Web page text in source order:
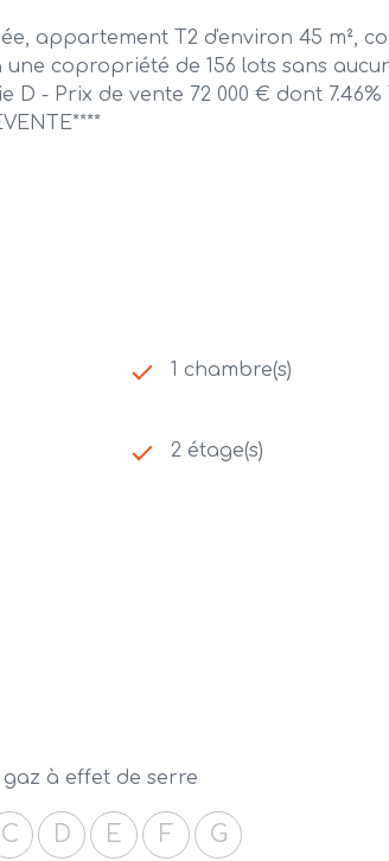
appartement T2 d'environ 45 m²,
copropriété de 156 lots sans
- Prix de vente 72 000 € dont
1 chambre(s)
2 étage(s)
gaz à effet de serre
C D E F G